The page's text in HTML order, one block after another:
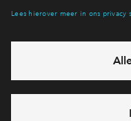
Hiermee blijf je op de
Ja, ik
Heb je een vraag en wil